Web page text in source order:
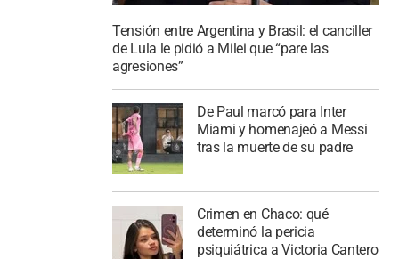
Tensión entre Argentina y Brasil: el canciller
de Lula le pidió a Milei que “pare las
agresiones”
De Paul marcó para Inter
Miami y homenajeó a Messi
tras la muerte de su padre
Crimen en Chaco: qué
determinó la pericia
psiquiátrica a Victoria Cantero